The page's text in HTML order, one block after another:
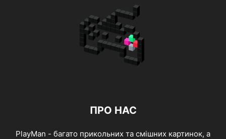
ПРО НАС
PlayMan - багато прикольних та смішних картинок, а